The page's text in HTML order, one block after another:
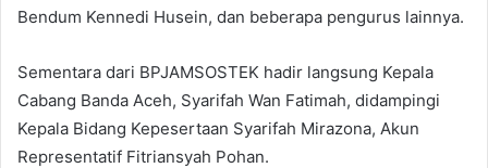
Bendum Kennedi Husein, dan beberapa pengurus lainnya.
Sementara dari BPJAMSOSTEK hadir langsung Kepala
Cabang Banda Aceh, Syarifah Wan Fatimah, didampingi
Kepala Bidang Kepesertaan Syarifah Mirazona, Akun
Representatif Fitriansyah Pohan.